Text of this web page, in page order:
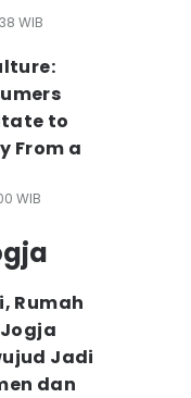
WIB
to
From a
WIB
Rumah
Jadi
dan